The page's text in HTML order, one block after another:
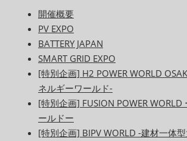
開催概要
PV EXPO
BATTERY JAPAN
SMART GRID EXPO
[特別企画] H2 POWER WORLD
ネルギーワールド-
[特別企画] FUSION POWER WORLD
ールドー
[特別企画] BIPV WORLD -建材一体